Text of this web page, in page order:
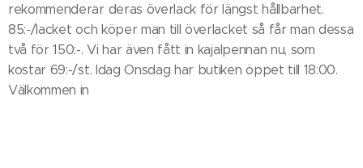
rekommenderar deras överlack för längst hållbarhet.
85:-/lacket och köper man till överlacket så får man dessa
två för 150:-. Vi har även fått in kajalpennan nu, som
kostar 69:-/st. Idag Onsdag har butiken öppet till 18:00.
Välkommen in